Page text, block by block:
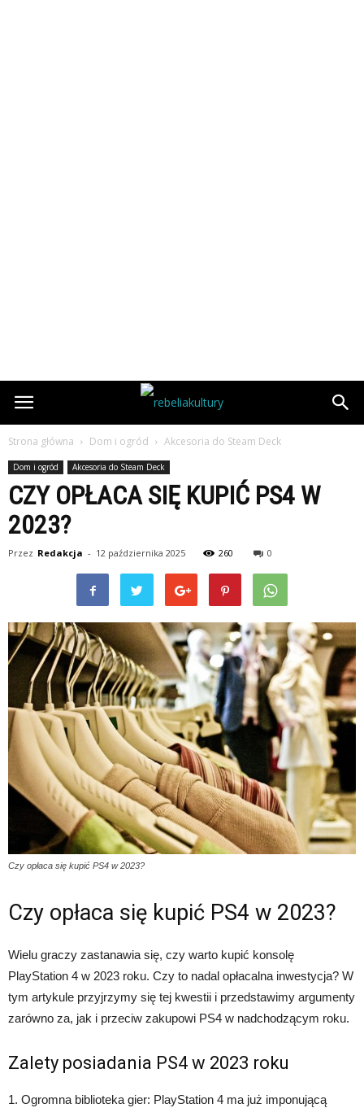
Strona główna Dom i ogród Akcesoria do Steam Deck
Dom i ogród Akcesoria do Steam Deck
CZY OPŁACA SIĘ KUPIĆ PS4 W
2023?
Przez Redakcja - 12 października 2025 260 0
Czy opłaca się kupić PS4 w 2023?
Czy opłaca się kupić PS4 w 2023?
Wielu graczy zastanawia się, czy warto kupić konsolę
PlayStation 4 w 2023 roku. Czy to nadal opłacalna inwestycja? W
tym artykule przyjrzymy się tej kwestii i przedstawimy argumenty
zarówno za, jak i przeciw zakupowi PS4 w nadchodzącym roku.
Zalety posiadania PS4 w 2023 roku
1. Ogromna biblioteka gier: PlayStation 4 ma już imponującą